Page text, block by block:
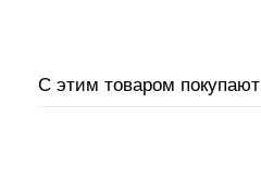
С этим товаром покупают